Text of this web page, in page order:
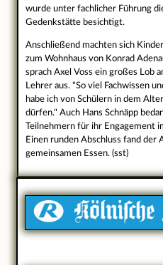
wurde unter fachlicher Führung
Gedenkstätte besichtigt.
Anschließend machten sich
zum Wohnhaus von Konrad
sprach Axel Voss ein großes Lob
Lehrer aus. "So viel Fachwissen
habe ich von Schülern in dem
dürfen." Auch Hans Schnäpp
Teilnehmern für ihr Engagement
Einen runden Abschluss fand der
gemeinsamen Essen. (sst)